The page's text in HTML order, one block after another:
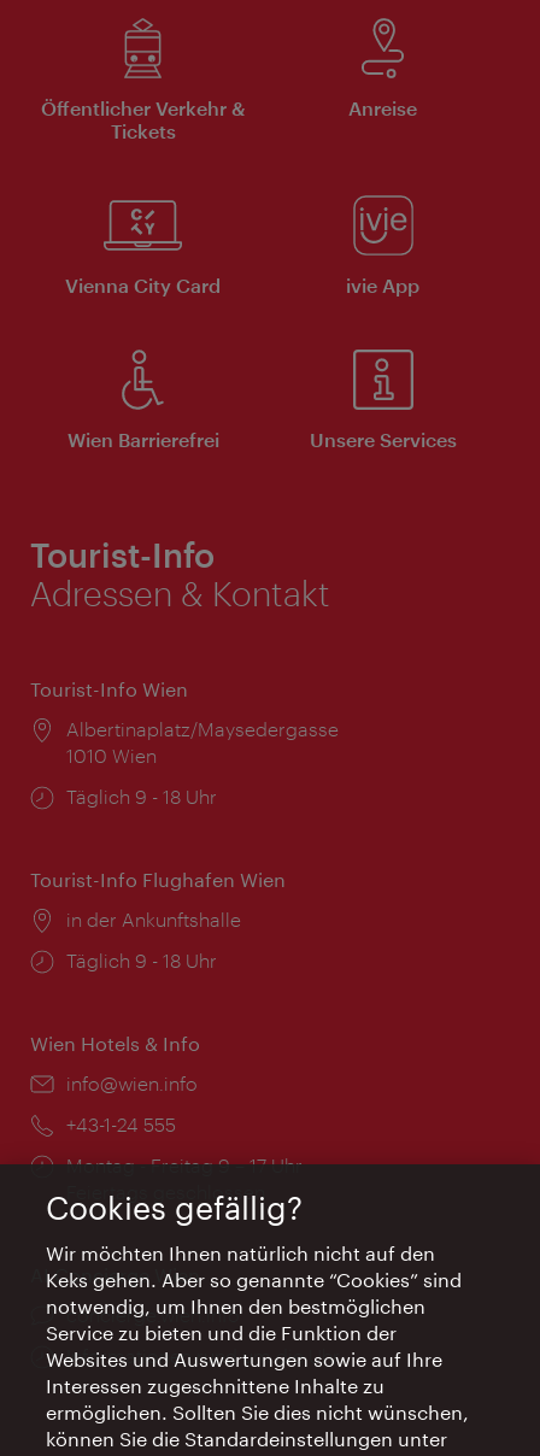
Öffentlicher Verkehr &
Tickets
Anreise
Vienna City Card ivie App
Wien Barrierefrei Unsere Services
Tourist-Info
Adressen & Kontakt
Tourist-Info Wien
Ort:
Albertinaplatz/Maysedergasse
1010 Wien
Öffnungszeiten:
Täglich 9 - 18 Uhr
Tourist-Info Flughafen Wien
Ort:
in der Ankunftshalle
Öffnungszeiten:
Täglich 9 - 18 Uhr
Wien Hotels & Info
Email:
info@wien.info
Telefon:
+43-1-24 555
Öffnungszeiten:
Montag - Freitag 9 – 17 Uhr
Feiertags geschlossen
AI Concierge Wien
Ort:
concierge.wien.info
Öffnungszeiten:
Informationen rund um die Uhr
Cookies gefällig?
Wir möchten Ihnen natürlich nicht auf den
Keks gehen. Aber so genannte “Cookies” sind
notwendig, um Ihnen den bestmöglichen
Service zu bieten und die Funktion der
Websites und Auswertungen sowie auf Ihre
Interessen zugeschnittene Inhalte zu
ermöglichen. Sollten Sie dies nicht wünschen,
können Sie die Standardeinstellungen unter